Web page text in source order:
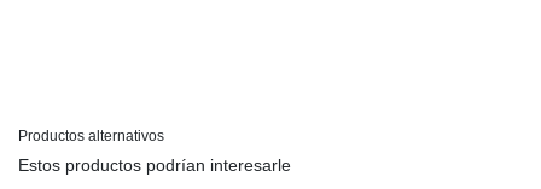
Productos alternativos
Estos productos podrían interesarle